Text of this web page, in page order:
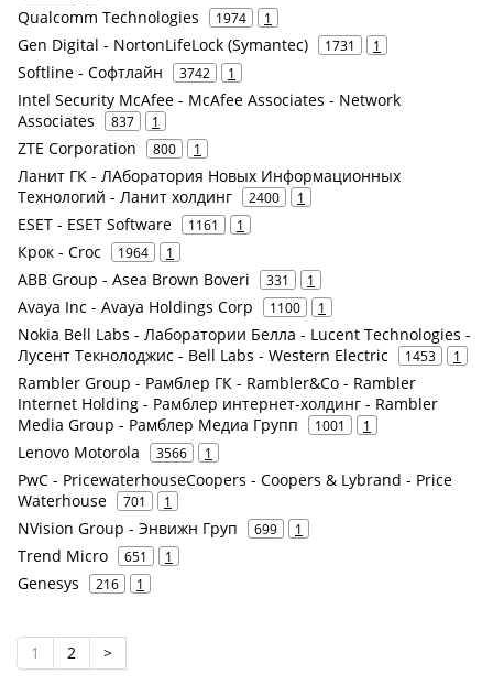
Qualcomm Technologies 1974 1
Gen Digital - NortonLifeLock (Symantec) 1731 1
Softline - Софтлайн 3742 1
Intel Security McAfee - McAfee Associates - Network
Associates
837 1
ZTE Corporation 800 1
Ланит ГК - ЛАборатория Новых Информационных
Технологий - Ланит холдинг
2400 1
ESET - ESET Software 1161 1
Крок - Croc 1964 1
ABB Group - Asea Brown Boveri 331 1
Avaya Inc - Avaya Holdings Corp 1100 1
Nokia Bell Labs - Лаборатории Белла - Lucent Technologies -
Лусент Текнолоджис - Bell Labs - Western Electric
1453 1
Rambler Group - Рамблер ГК - Rambler&Co - Rambler
Internet Holding - Рамблер интернет-холдинг - Rambler
Media Group - Рамблер Медиа Групп
1001 1
Lenovo Motorola 3566 1
PwC - PricewaterhouseCoopers - Coopers & Lybrand - Price
Waterhouse
701 1
NVision Group - Энвижн Груп 699 1
Trend Micro 651 1
Genesys 216 1
1 2 >